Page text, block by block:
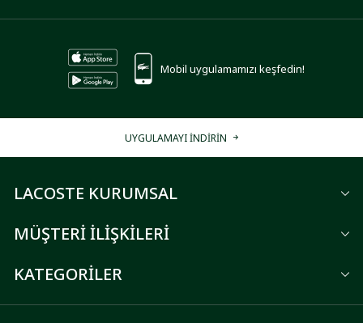
Mobil uygulamamızı keşfedin!
UYGULAMAYI İNDİRİN
LACOSTE KURUMSAL
MÜŞTERİ İLİŞKİLERİ
KATEGORİLER